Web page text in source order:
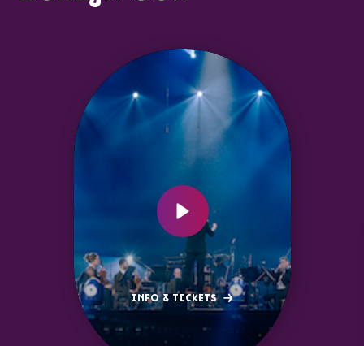
INFO & TICKETS